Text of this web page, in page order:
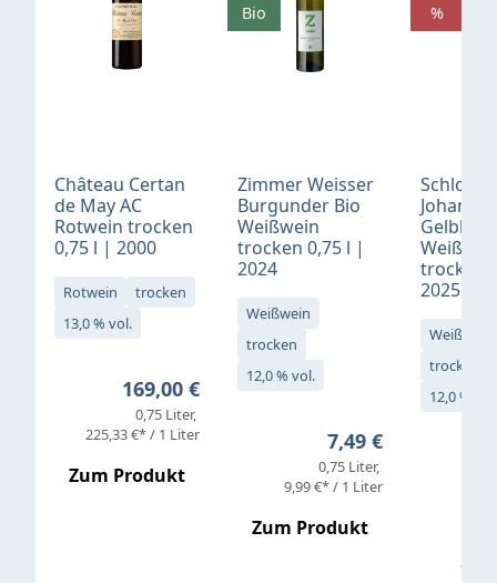
Château Certan
de May AC
Rotwein trocken
0,75 l | 2000
Rotwein
trocken
13,0 % vol.
Regulärer Preis:
169,00 €
0,75 Liter
225,33 €* / 1 Liter
Zum Produkt
Zimmer Weisser
Burgunder Bio
Weißwein
trocken 0,75 l |
2024
Weißwein
trocken
12,0 % vol.
Regulärer Preis:
7,49 €
0,75 Liter
9,99 €* / 1 Liter
Zum Produkt
Bio
Schloß
Gelblack
trocken
2025
Weißwein
trocken
12,0 % vol.
%